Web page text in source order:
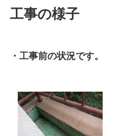
工事の様子
・工事前の状況です。